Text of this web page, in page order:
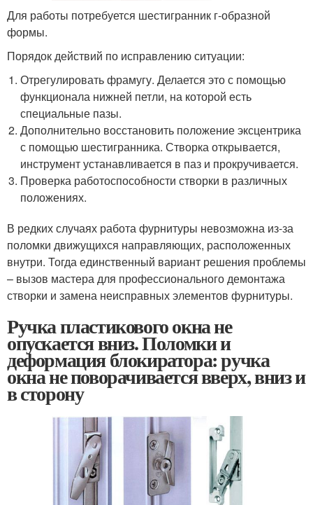
Для работы потребуется шестигранник г-образной
формы.
Порядок действий по исправлению ситуации:
Отрегулировать фрамугу. Делается это с помощью
функционала нижней петли, на которой есть
специальные пазы.
Дополнительно восстановить положение эксцентрика
с помощью шестигранника. Створка открывается,
инструмент устанавливается в паз и прокручивается.
Проверка работоспособности створки в различных
положениях.
В редких случаях работа фурнитуры невозможна из-за
поломки движущихся направляющих, расположенных
внутри. Тогда единственный вариант решения проблемы
– вызов мастера для профессионального демонтажа
створки и замена неисправных элементов фурнитуры.
Ручка пластикового окна не
опускается вниз. Поломки и
деформация блокиратора: ручка
окна не поворачивается вверх, вниз и
в сторону